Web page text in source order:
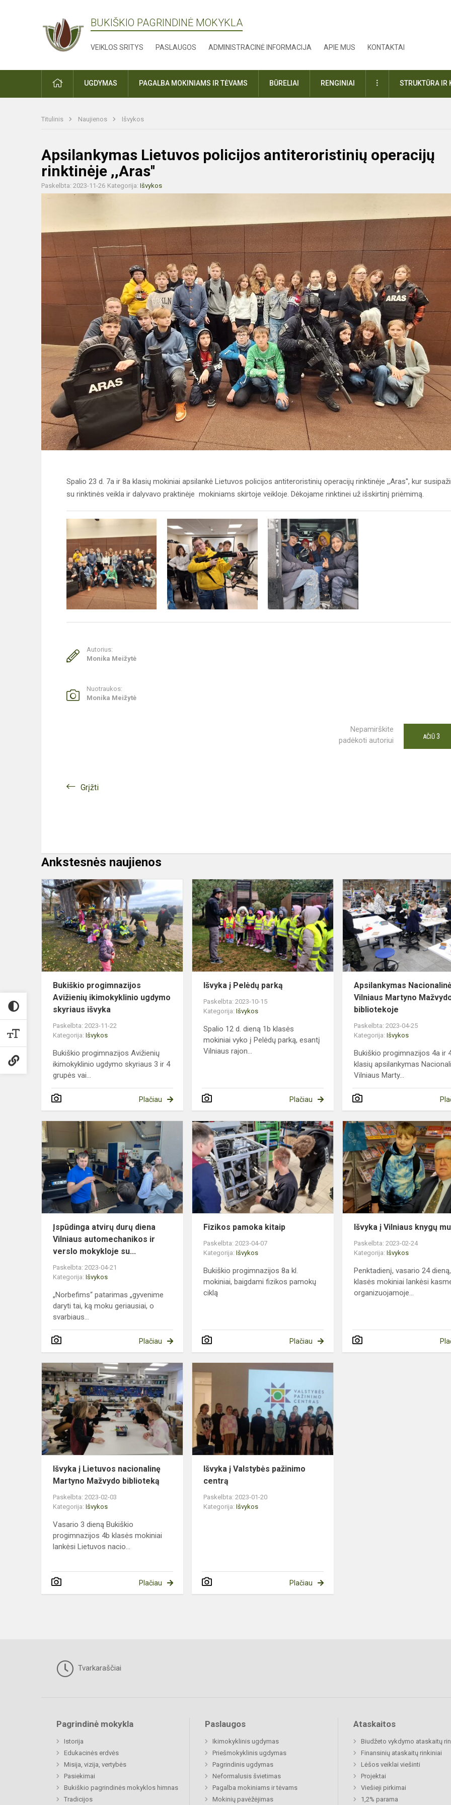
BUKIŠKIO PAGRINDINĖ MOKYKLA
VEIKLOS SRITYS PASLAUGOS ADMINISTRACINĖ INFORMACIJA APIE MUS KONTAKTAI
PRADŽIAUGDYMAS PAGALBA MOKINIAMS IR TĖVAMS BŪRELIAI RENGINIAI DAUGIAUSTRUKTŪRA IR
Titulinis Naujienos Išvykos
Apsilankymas Lietuvos policijos antiteroristinių operacijų
rinktinėje ,,Aras''
Paskelbta: 2023-11-26 Kategorija: Išvykos
Spalio 23 d. 7a ir 8a klasių mokiniai apsilankė Lietuvos policijos antiteroristinių operacijų rinktinėje ,,Aras'', kur
su rinktinės veikla ir dalyvavo praktinėje mokiniams skirtoje veikloje. Dėkojame rinktinei už išskirtinį priėmimą.
Autorius:
Monika Meižytė
Nuotraukos:
Monika Meižytė
Nepamirškite
padėkoti autoriui
AČIŪ 3
Grįžti
Ankstesnės naujienos
Bukiškio
progimnazijos
Avižienių
ikimokyklinio
ugdymo
skyri...
Bukiškio progimnazijos
Avižienių ikimokyklinio ugdymo
skyriaus išvyka
Paskelbta: 2023-11-22
Kategorija: Išvykos
Bukiškio progimnazijos Avižienių
ikimokyklinio ugdymo skyriaus 3 ir 4
grupės vai...
Plačiau
Išvyka
į
Pelėdų
parką
Išvyka į Pelėdų parką
Paskelbta: 2023-10-15
Kategorija:Išvykos
Spalio 12 d. dieną 1b klasės
mokiniai vyko į Pelėdų parką, esantį
Vilniaus rajon...
Plačiau
Apsilankymas
Vilniaus Martyno
bibliotekoje
Paskelbta: 2023-04-25
Kategorija:Išvykos
Bukiškio progimnazijos 4a ir
klasių apsilankymas
Vilniaus Marty...
Įspūdinga
atvirų
durų
diena
Vilniaus
automechanikos
ir
vers...
Įspūdinga atvirų durų diena
Vilniaus automechanikos ir
verslo mokykloje su...
Paskelbta: 2023-04-21
Kategorija: Išvykos
„Norbefims“ patarimas „gyvenime
daryti tai, ką moku geriausiai, o
svarbiaus...
Plačiau
Fizikos
pamoka
kitaip
Fizikos pamoka kitaip
Paskelbta: 2023-04-07
Kategorija:Išvykos
Bukiškio progimnazijos 8a kl.
mokiniai, baigdami fizikos pamokų
ciklą
Plačiau
Išvyka į Vilniaus knygų
Paskelbta: 2023-02-24
Kategorija:Išvykos
Penktadienį, vasario 24
klasės mokiniai lankėsi
organizuojamoje...
Išvyka
į
nacionalinę
Martyno
Mažvydo
biblioteką
Išvyka į Lietuvos nacionalinę
Martyno Mažvydo biblioteką
Paskelbta: 2023-02-03
Kategorija: Išvykos
Vasario 3 dieną Bukiškio
progimnazijos 4b klasės mokiniai
lankėsi Lietuvos nacio...
Plačiau
Išvyka į Valstybės pažinimo
centrą
Paskelbta: 2023-01-20
Kategorija:Išvykos
Plačiau
Tvarkaraščiai
Pagrindinė mokykla
Istorija
Edukacinės erdvės
Misija, vizija, vertybės
Pasiekimai
Bukiškio pagrindinės mokyklos himnas
Tradicijos
Paslaugos
Ikimokyklinis ugdymas
Priešmokyklinis ugdymas
Pagrindinis ugdymas
Neformalusis švietimas
Pagalba mokiniams ir tėvams
Mokinių pavėžėjimas
Ataskaitos
Biudžeto vykdymo ataskaitų
Finansinių ataskaitų rinkiniai
Lėšos veiklai viešinti
Projektai
Viešieji pirkimai
1,2% parama